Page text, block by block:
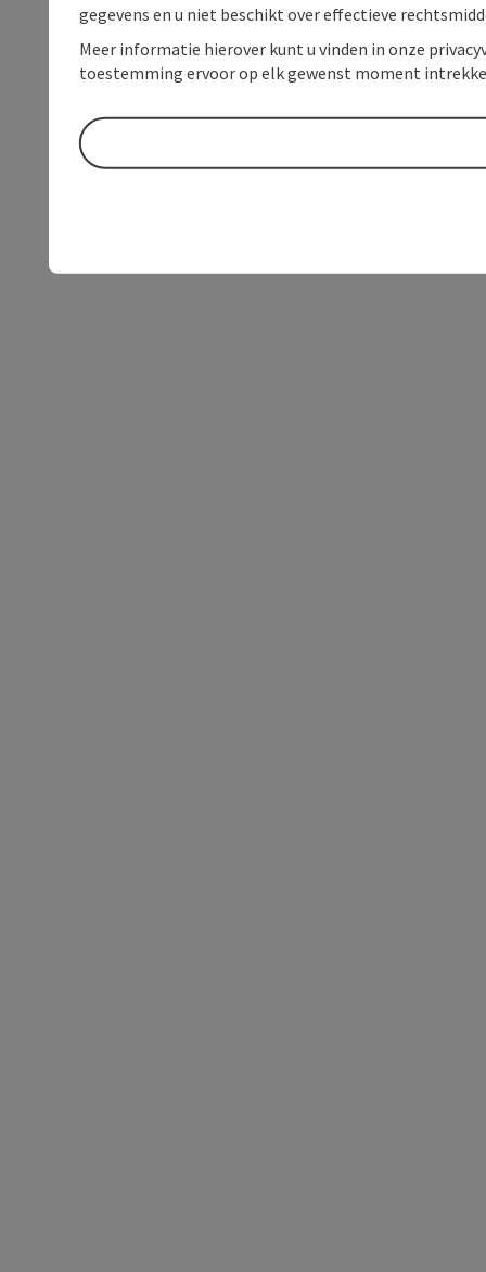
gegevens en u niet beschikt over effectieve
Meer informatie hierover kunt u vinden in onze
toestemming ervoor op elk gewenst moment